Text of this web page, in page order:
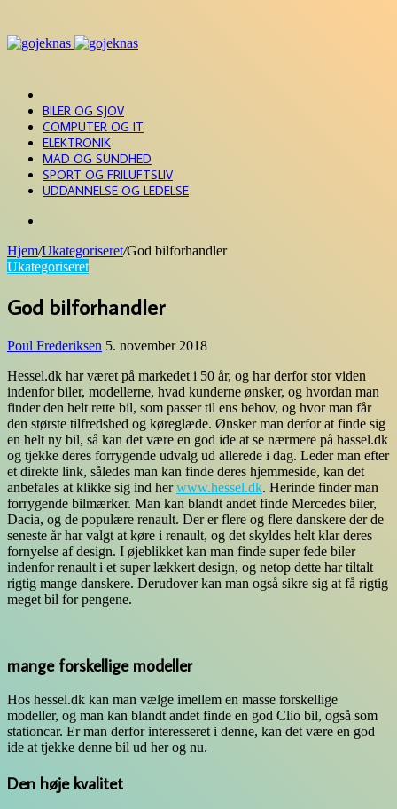
Menu
BILER OG SJOV
COMPUTER OG IT
ELEKTRONIK
MAD OG SUNDHED
SPORT OG FRILUFTSLIV
UDDANNELSE OG LEDELSE
Hjem/Ukategoriseret/God bilforhandler
Ukategoriseret
God bilforhandler
Poul Frederiksen 5. november 2018
Hessel.dk har været på markedet i 50 år, og har derfor stor viden
indenfor biler, modellerne, hvad kunderne ønsker, og hvordan man
finder den helt rette bil, som passer til ens behov, og hvor man får
den største tilfredshed og køreglæde. Ønsker man derfor at finde sig
en helt ny bil, så kan det være en god ide at se nærmere på hassel.dk
og tjekke deres forrygende udvalg ud allerede i dag. Leder man efter
et direkte link, således man kan finde deres hjemmeside, kan det
anbefales at klikke sig ind herwww.hessel.dk. Herinde finder man
forrygende bilmærker. Man kan blandt andet finde Mercedes biler,
Dacia, og de populære renault. Der er flere og flere danskere der de
seneste år har valgt at køre i renault, og det skyldes helt klar deres
fornyelse af design. I øjeblikket kan man finde super fede biler
indenfor renault i et super lækkert design, og netop dette har tiltalt
rigtig mange danskere. Derudover kan man også sikre sig at få rigtig
meget bil for pengene.
mange forskellige modeller
Hos hessel.dk kan man vælge imellem en masse forskellige
modeller, og man kan blandt andet finde en god Clio bil, også som
stationcar. Er man derfor interesseret i denne, kan det være en god
ide at tjekke denne bil ud her og nu.
Den høje kvalitet